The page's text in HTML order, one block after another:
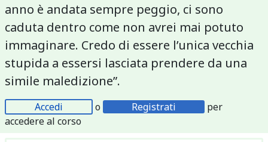
anno è andata sempre peggio, ci sono
caduta dentro come non avrei mai potuto
immaginare. Credo di essere l’unica vecchia
stupida a essersi lasciata prendere da una
simile maledizione”.
Accedi o Registrati
per
accedere al corso